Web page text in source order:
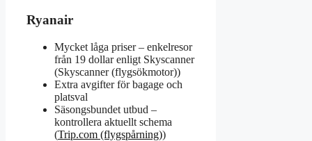
Ryanair
Mycket låga priser – enkelresor
från 19 dollar enligt Skyscanner
(Skyscanner (flygsökmotor))
Extra avgifter för bagage och
platsval
Säsongsbundet utbud –
kontrollera aktuellt schema
(Trip.com (flygspårning))